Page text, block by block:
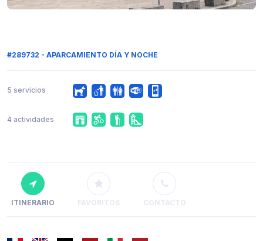
#289732 - APARCAMIENTO DÍA Y NOCHE
5 servicios
4 actividades
ITINERARIO FAVORITOS CONTACTO